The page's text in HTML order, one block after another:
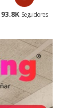
93.8K Seguidores